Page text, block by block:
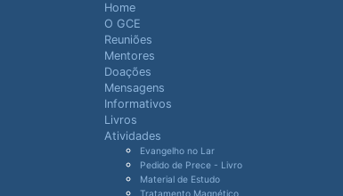
Home
O GCE
Reuniões
Mentores
Doações
Mensagens
Informativos
Livros
Atividades
Evangelho no Lar
Pedido de Prece - Livro
Material de Estudo
Tratamento Magnético